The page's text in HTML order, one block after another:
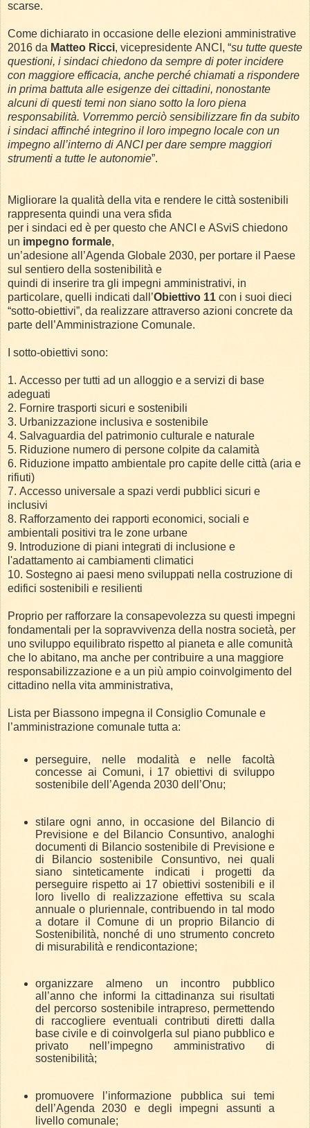
scarse.
Come dichiarato in occasione delle elezioni amministrative
2016 da Matteo Ricci, vicepresidente ANCI, “su tutte queste
questioni, i sindaci chiedono da sempre di poter incidere
con maggiore efficacia, anche perché chiamati a rispondere
in prima battuta alle esigenze dei cittadini, nonostante
alcuni di questi temi non siano sotto la loro piena
responsabilità. Vorremmo perciò sensibilizzare fin da subito
i sindaci affinché integrino il loro impegno locale con un
impegno all’interno di ANCI per dare sempre maggiori
strumenti a tutte le autonomie”.
Migliorare la qualità della vita e rendere le città sostenibili
rappresenta quindi una vera sfida
per i sindaci ed è per questo che ANCI e ASviS chiedono
un impegno formale,
un’adesione all’Agenda Globale 2030, per portare il Paese
sul sentiero della sostenibilità e
quindi di inserire tra gli impegni amministrativi, in
particolare, quelli indicati dall’Obiettivo 11 con i suoi dieci
“sotto-obiettivi”, da realizzare attraverso azioni concrete da
parte dell’Amministrazione Comunale.
I sotto-obiettivi sono:
1. Accesso per tutti ad un alloggio e a servizi di base
adeguati
2. Fornire trasporti sicuri e sostenibili
3. Urbanizzazione inclusiva e sostenibile
4. Salvaguardia del patrimonio culturale e naturale
5. Riduzione numero di persone colpite da calamità
6. Riduzione impatto ambientale pro capite delle città (aria e
rifiuti)
7. Accesso universale a spazi verdi pubblici sicuri e
inclusivi
8. Rafforzamento dei rapporti economici, sociali e
ambientali positivi tra le zone urbane
9. Introduzione di piani integrati di inclusione e
l'adattamento ai cambiamenti climatici
10. Sostegno ai paesi meno sviluppati nella costruzione di
edifici sostenibili e resilienti
Proprio per rafforzare la consapevolezza su questi impegni
fondamentali per la sopravvivenza della nostra società, per
uno sviluppo equilibrato rispetto al pianeta e alle comunità
che lo abitano, ma anche per contribuire a una maggiore
responsabilizzazione e a un più ampio coinvolgimento del
cittadino nella vita amministrativa,
Lista per Biassono impegna il Consiglio Comunale e
l’amministrazione comunale tutta a:
perseguire, nelle modalità e nelle facoltà
concesse ai Comuni, i 17 obiettivi di sviluppo
sostenibile dell’Agenda 2030 dell’Onu;
stilare ogni anno, in occasione del Bilancio di
Previsione e del Bilancio Consuntivo, analoghi
documenti di Bilancio sostenibile di Previsione e
di Bilancio sostenibile Consuntivo, nei quali
siano sinteticamente indicati i progetti da
perseguire rispetto ai 17 obiettivi sostenibili e il
loro livello di realizzazione effettiva su scala
annuale o pluriennale, contribuendo in tal modo
a dotare il Comune di un proprio Bilancio di
Sostenibilità, nonché di uno strumento concreto
di misurabilità e rendicontazione;
organizzare almeno un incontro pubblico
all’anno che informi la cittadinanza sui risultati
del percorso sostenibile intrapreso, permettendo
di raccogliere eventuali contributi diretti dalla
base civile e di coinvolgerla sul piano pubblico e
privato nell’impegno amministrativo di
sostenibilità;
promuovere l’informazione pubblica sui temi
dell’Agenda 2030 e degli impegni assunti a
livello comunale;